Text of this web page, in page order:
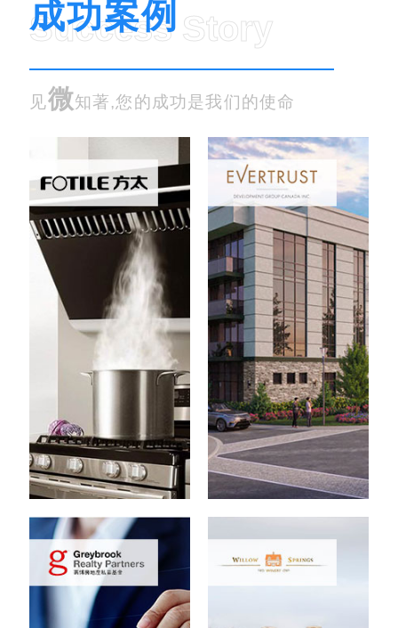
成功案例
Success Story
见微知著,您的成功是我们的使命